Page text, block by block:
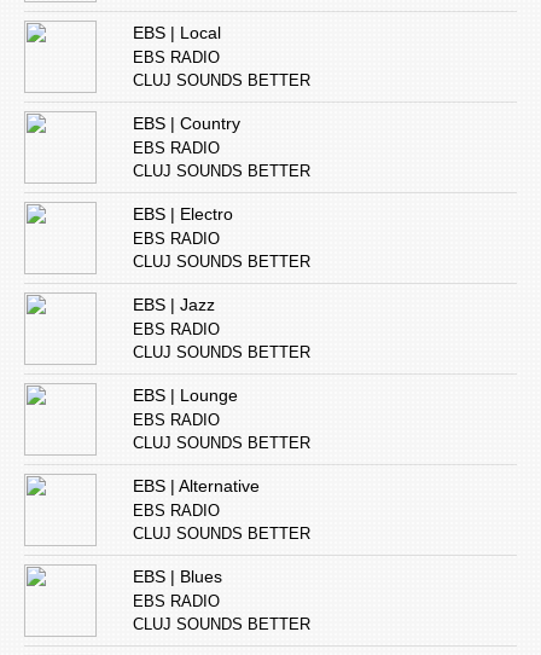
EBS | Local
EBS RADIO
CLUJ SOUNDS BETTER
EBS | Country
EBS RADIO
CLUJ SOUNDS BETTER
EBS | Electro
EBS RADIO
CLUJ SOUNDS BETTER
EBS | Jazz
EBS RADIO
CLUJ SOUNDS BETTER
EBS | Lounge
EBS RADIO
CLUJ SOUNDS BETTER
EBS | Alternative
EBS RADIO
CLUJ SOUNDS BETTER
EBS | Blues
EBS RADIO
CLUJ SOUNDS BETTER